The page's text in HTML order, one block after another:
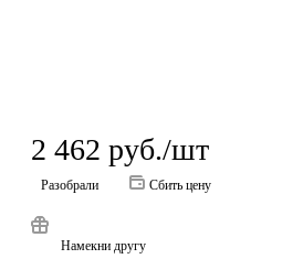
2 462 руб./шт
Разобрали Сбить цену
Намекни другу